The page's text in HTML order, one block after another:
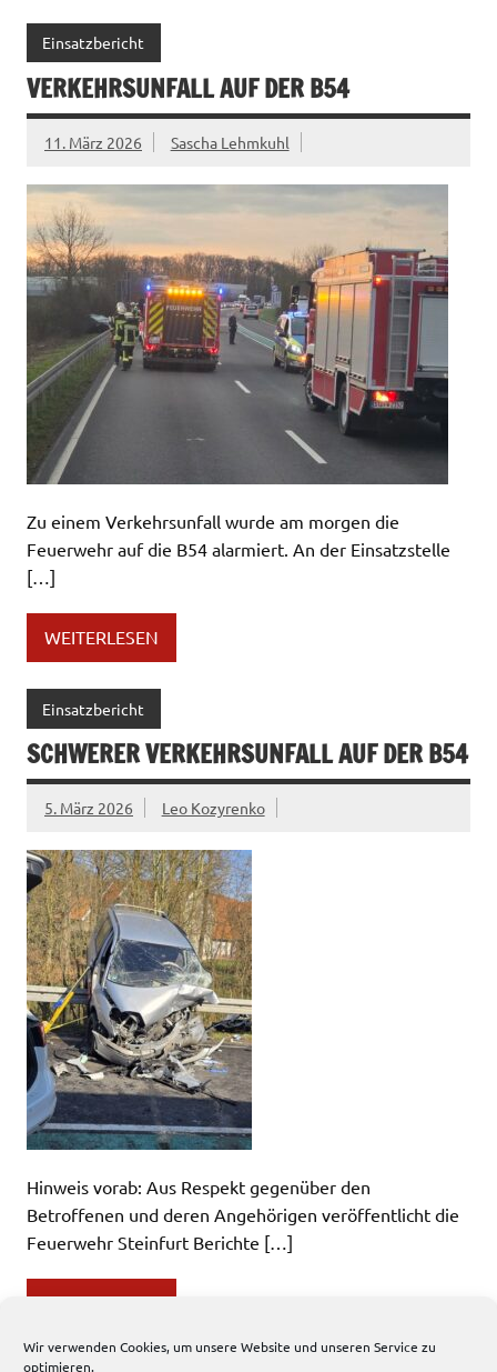
Wir verwenden Cookies, um unsere Website und unseren Service zu
optimieren.
Einsatzbericht
VERKEHRSUNFALL AUF DER B54
11. März 2026 Sascha Lehmkuhl
Zu einem Verkehrsunfall wurde am morgen die
Feuerwehr auf die B54 alarmiert. An der Einsatzstelle
[…]
WEITERLESEN
Einsatzbericht
SCHWERER VERKEHRSUNFALL AUF DER B54
5. März 2026 Leo Kozyrenko
Hinweis vorab: Aus Respekt gegenüber den
Betroffenen und deren Angehörigen veröffentlicht die
Feuerwehr Steinfurt Berichte […]
WEITERLESEN